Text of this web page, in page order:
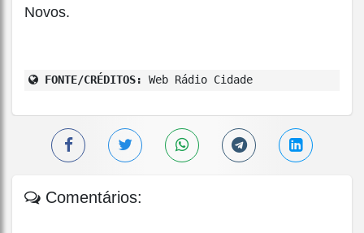
Novos.
FONTE/CRÉDITOS: Web Rádio Cidade
Comentários: